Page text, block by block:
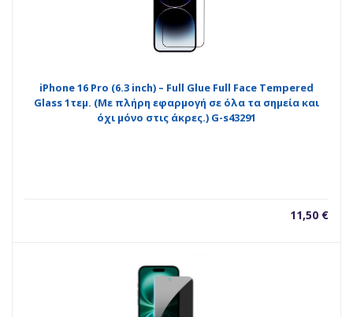
iPhone 16 Pro (6.3 inch) – Full Glue Full Face Tempered
Glass 1τεμ. (Με πλήρη εφαρμογή σε όλα τα σημεία και
όχι μόνο στις άκρες.) G-s43291
11,50 €